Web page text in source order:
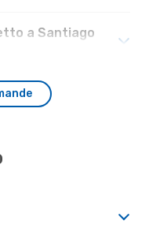
a Santiago